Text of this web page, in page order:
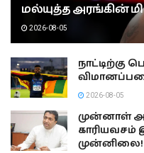
மல்யுத்த அரங்கின்
2026-08-05
நாட்டிற்கு
2026-08-05
முன்னாள்
முன்னிலை!